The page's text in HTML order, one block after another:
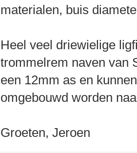
materialen, buis
Heel veel driewielige
trommelrem naven van
een 12mm as en
omgebouwd worden
Groeten, Jeroen